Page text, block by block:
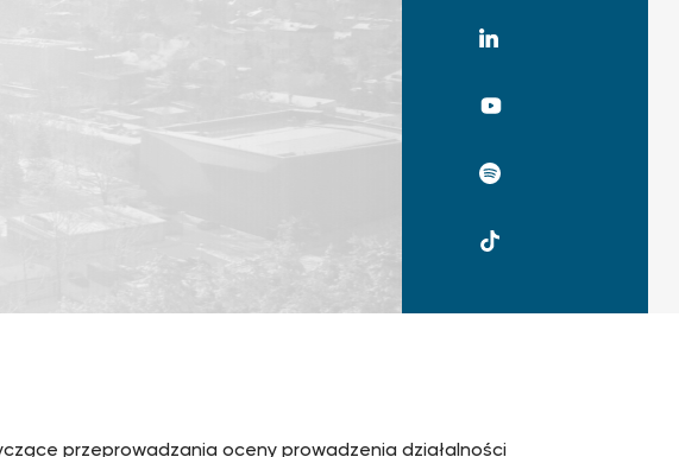
Profil
Linkedin
UKSW
UKSW
UKSW
przeprowadzania oceny prowadzenia działalności